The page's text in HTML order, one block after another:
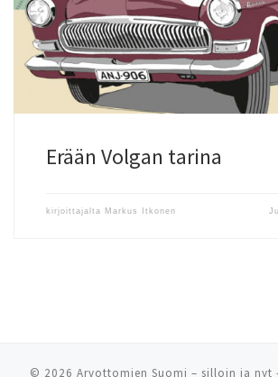
Erään Volgan tarina
kirjoittajalta Markus Itkonen
© 2026 Arvottomien Suomi – silloin ja nyt